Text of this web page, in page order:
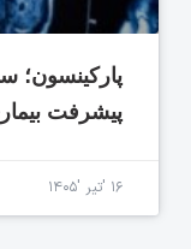
پارکینسون؛
پیشرفت
۱۶ 'تیر '۱۴۰۵